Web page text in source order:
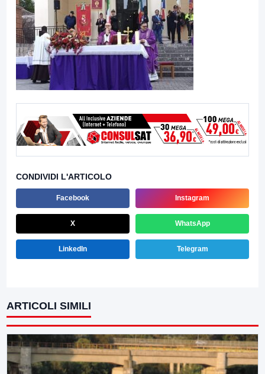
CONDIVIDI L'ARTICOLO
Facebook Instagram
X WhatsApp
LinkedIn Telegram
ARTICOLI SIMILI